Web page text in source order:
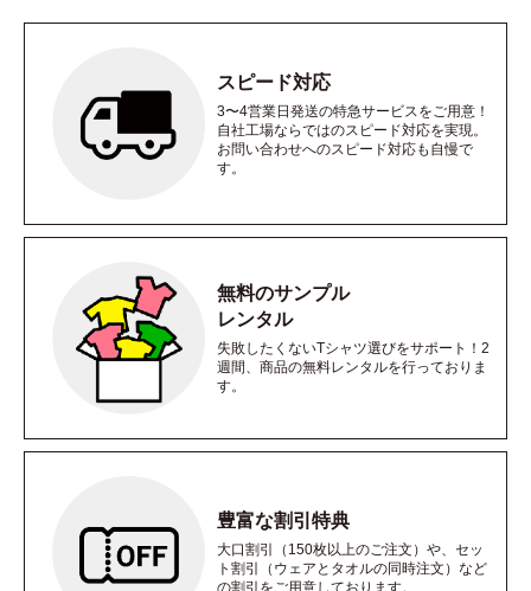
スピード対応
3〜4営業日発送の特急サービスをご用意！
自社工場ならではのスピード対応を実現。
お問い合わせへのスピード対応も自慢で
す。
無料のサンプル
レンタル
失敗したくないTシャツ選びをサポート！2
週間、商品の無料レンタルを行っておりま
す。
豊富な割引特典
大口割引（150枚以上のご注文）や、セッ
ト割引（ウェアとタオルの同時注文）など